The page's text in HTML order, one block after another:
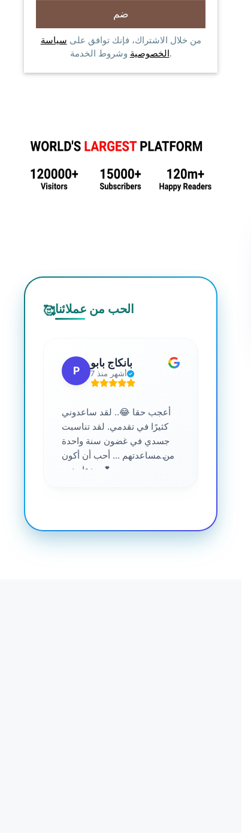
من خلال الاشتراك، فإنك توافق على سياسة
الخصوصية وشروط الخدمة.
🥰الحب من عملائنا
P
بانكاج بابو
7 أشهر منذ
أعجب حقا 😂.. لقد ساعدوني
كثيرًا في تقدمي. لقد تناسبت
جسدي في غضون سنة واحدة
من مساعدتهم ... أحب أن أكون
جزءا منهم 💕